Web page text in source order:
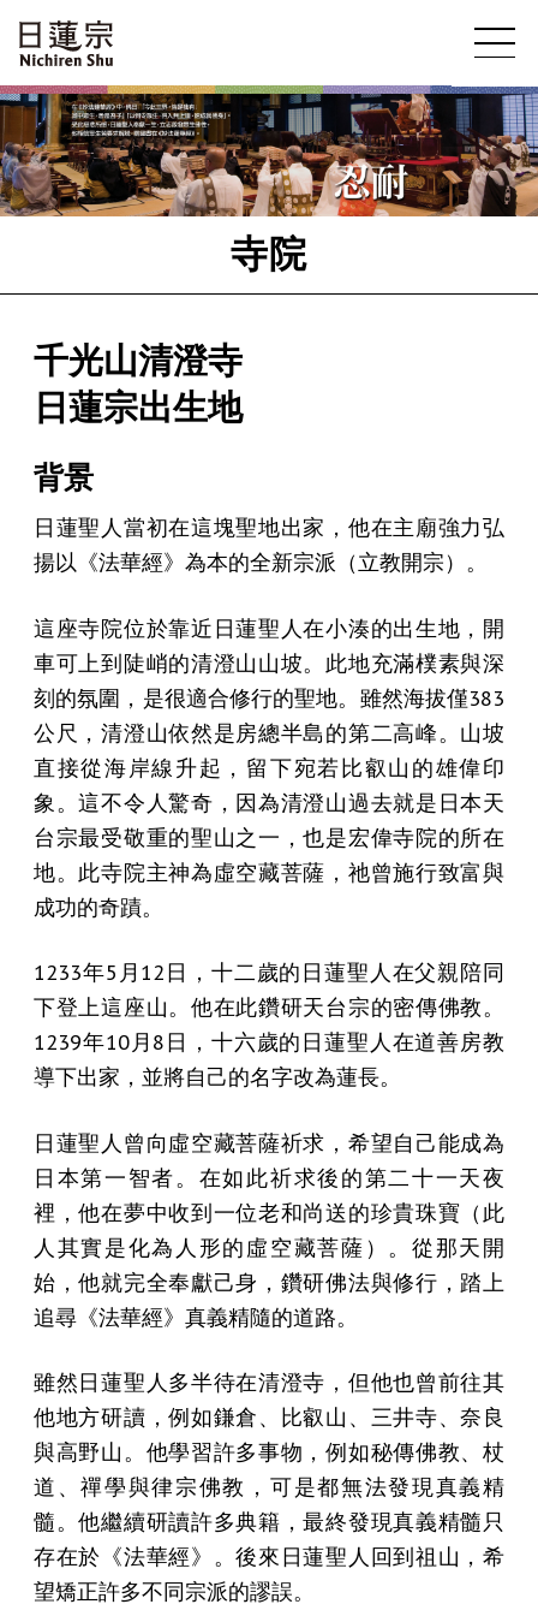
寺院
千光山清澄寺
日蓮宗出生地
背景
日蓮聖人當初在這塊聖地出家，他在主廟強力弘
揚以《法華經》為本的全新宗派（立教開宗）。
這座寺院位於靠近日蓮聖人在小湊的出生地，開
車可上到陡峭的清澄山山坡。此地充滿樸素與深
刻的氛圍，是很適合修行的聖地。雖然海拔僅383
公尺，清澄山依然是房總半島的第二高峰。山坡
直接從海岸線升起，留下宛若比叡山的雄偉印
象。這不令人驚奇，因為清澄山過去就是日本天
台宗最受敬重的聖山之一，也是宏偉寺院的所在
地。此寺院主神為虛空藏菩薩，祂曾施行致富與
成功的奇蹟。
1233年5月12日，十二歲的日蓮聖人在父親陪同
下登上這座山。他在此鑽研天台宗的密傳佛教。
1239年10月8日，十六歲的日蓮聖人在道善房教
導下出家，並將自己的名字改為蓮長。
日蓮聖人曾向虛空藏菩薩祈求，希望自己能成為
日本第一智者。在如此祈求後的第二十一天夜
裡，他在夢中收到一位老和尚送的珍貴珠寶（此
人其實是化為人形的虛空藏菩薩）。從那天開
始，他就完全奉獻己身，鑽研佛法與修行，踏上
追尋《法華經》真義精隨的道路。
雖然日蓮聖人多半待在清澄寺，但他也曾前往其
他地方研讀，例如鎌倉、比叡山、三井寺、奈良
與高野山。他學習許多事物，例如秘傳佛教、杖
道、禪學與律宗佛教，可是都無法發現真義精
髓。他繼續研讀許多典籍，最終發現真義精髓只
存在於《法華經》。後來日蓮聖人回到祖山，希
望矯正許多不同宗派的謬誤。